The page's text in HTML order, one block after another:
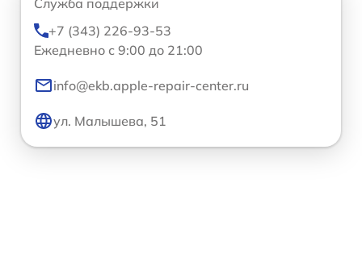
+7 (343) 226-93-53
Ежедневно с 9:00 до 21:00
info@ekb.apple-repair-center.ru
ул. Малышева, 51